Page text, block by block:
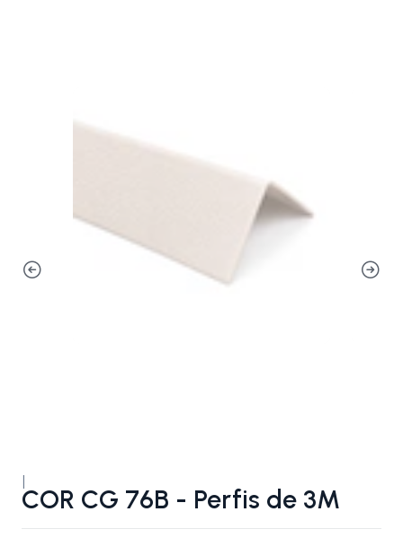
COR CG 76B - Perfis de 3M